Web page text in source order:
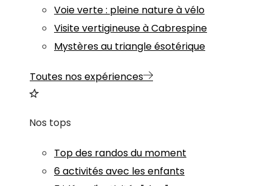
Voie verte : pleine nature à vélo
Visite vertigineuse à Cabrespine
Mystères au triangle ésotérique
Toutes nos expériences
Nos tops
Top des randos du moment
6 activités avec les enfants